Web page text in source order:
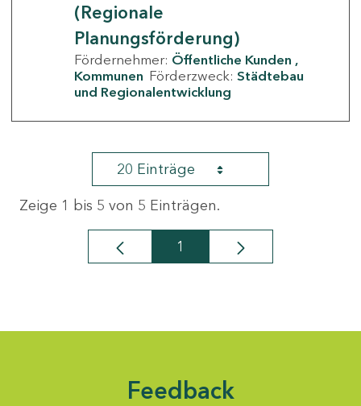
(Regionale
Planungsförderung)
Fördernehmer: Öffentliche Kunden
Kommunen Förderzweck: Städtebau
und Regionalentwicklung
20 Einträge
Zeige 1 bis 5 von 5 Einträgen.
Seite
1
Feedback